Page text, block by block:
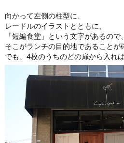
向かって左側の柱型に、
レードルのイラストとともに、
「短編食堂」という文字があるので、
そこがランチの目的地であることが
でも、4枚のうちのどの扉から入れ